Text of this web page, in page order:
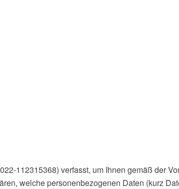
112315368) verfasst, um Ihnen gemäß der
welche personenbezogenen Daten (kurz